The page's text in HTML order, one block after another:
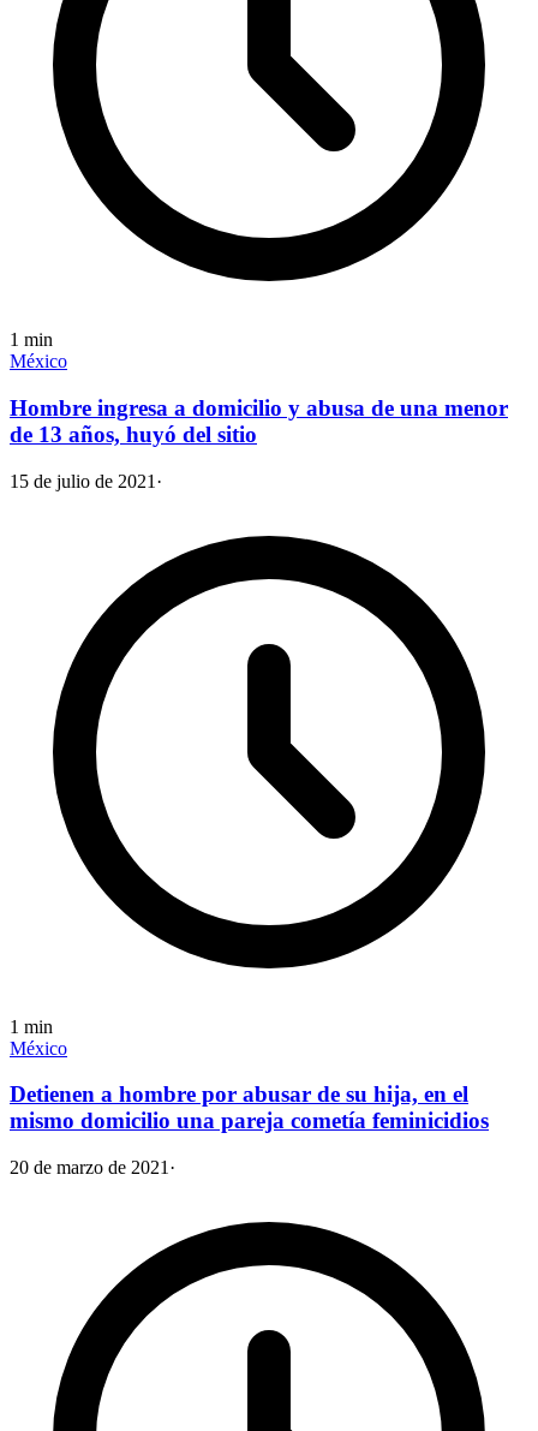
1 min
México
Hombre ingresa a domicilio y abusa de una menor
de 13 años, huyó del sitio
15 de julio de 2021 ·
1 min
México
Detienen a hombre por abusar de su hija, en el
mismo domicilio una pareja cometía feminicidios
20 de marzo de 2021 ·